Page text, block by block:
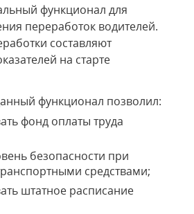
функционал для
переработок водителей.
составляют
на старте
функционал позволил:
фонд оплаты труда
безопасности при
средствами;
штатное расписание